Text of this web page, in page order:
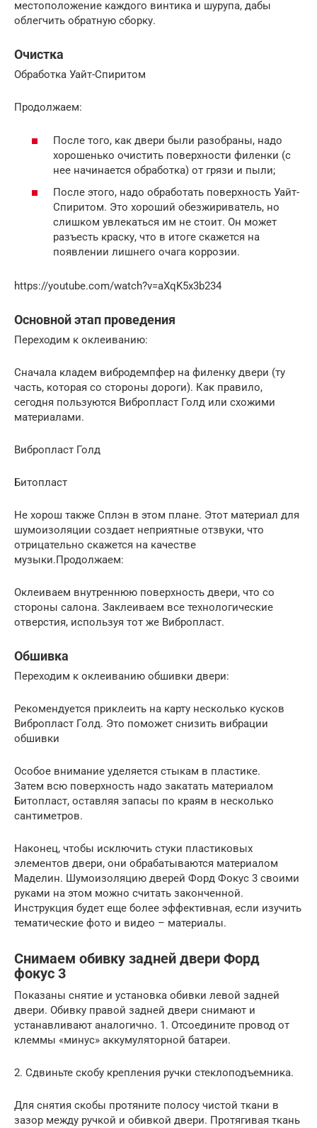
местоположение каждого винтика и шурупа, дабы
облегчить обратную сборку.
Очистка
Обработка Уайт-Спиритом
Продолжаем:
После того, как двери были разобраны, надо
хорошенько очистить поверхности филенки (с
нее начинается обработка) от грязи и пыли;
После этого, надо обработать поверхность Уайт-
Спиритом. Это хороший обезжириватель, но
слишком увлекаться им не стоит. Он может
разъесть краску, что в итоге скажется на
появлении лишнего очага коррозии.
https://youtube.com/watch?v=aXqK5x3b234
Основной этап проведения
Переходим к оклеиванию:
Сначала кладем вибродемпфер на филенку двери (ту
часть, которая со стороны дороги). Как правило,
сегодня пользуются Вибропласт Голд или схожими
материалами.
Вибропласт Голд
Битопласт
Не хорош также Сплэн в этом плане. Этот материал для
шумоизоляции создает неприятные отзвуки, что
отрицательно скажется на качестве
музыки.Продолжаем:
Оклеиваем внутреннюю поверхность двери, что со
стороны салона. Заклеиваем все технологические
отверстия, используя тот же Вибропласт.
Обшивка
Переходим к оклеиванию обшивки двери:
Рекомендуется приклеить на карту несколько кусков
Вибропласт Голд. Это поможет снизить вибрации
обшивки
Особое внимание уделяется стыкам в пластике.
Затем всю поверхность надо закатать материалом
Битопласт, оставляя запасы по краям в несколько
сантиметров.
Наконец, чтобы исключить стуки пластиковых
элементов двери, они обрабатываются материалом
Маделин. Шумоизоляцию дверей Форд Фокус 3 своими
руками на этом можно считать законченной.
Инструкция будет еще более эффективная, если изучить
тематические фото и видео – материалы.
Снимаем обивку задней двери Форд
фокус 3
Показаны снятие и установка обивки левой задней
двери. Обивку правой задней двери снимают и
устанавливают аналогично. 1. Отсоедините провод от
клеммы «минус» аккумуляторной батареи.
2. Сдвиньте скобу крепления ручки стеклоподъемника.
Для снятия скобы протяните полосу чистой ткани в
зазор между ручкой и обивкой двери. Протягивая ткань